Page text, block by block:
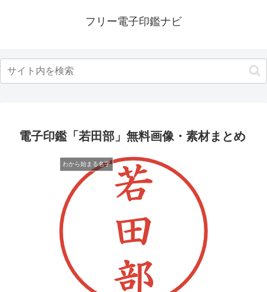
フリー電子印鑑ナビ
電子印鑑「若田部」無料画像・素材まとめ
わから始まる名字